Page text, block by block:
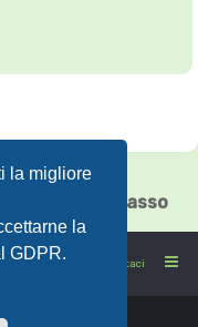
la migliore
la
GDPR.
Emicrania
Floating Chiasso
Contattaci